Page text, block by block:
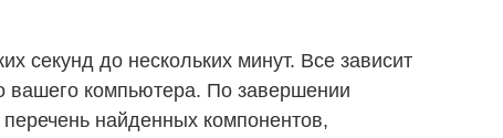
секунд до нескольких минут. Все зависит
вашего компьютера. По завершении
найденных компонентов,